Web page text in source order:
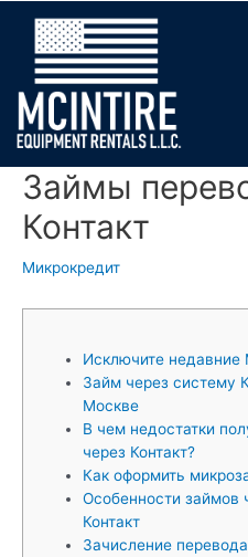
Займы
Контакт
Микрокредит
Исключите
Займ через систему
Москве
В чем недостатки
через Контакт?
Как оформить
Особенности займов
Контакт
Зачисление